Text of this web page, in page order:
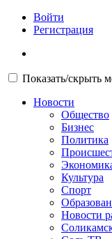
Войти
Регистрация
Показать/скрыть
Новости
Общество
Бизнес
Политика
Культура
Спорт
Новости